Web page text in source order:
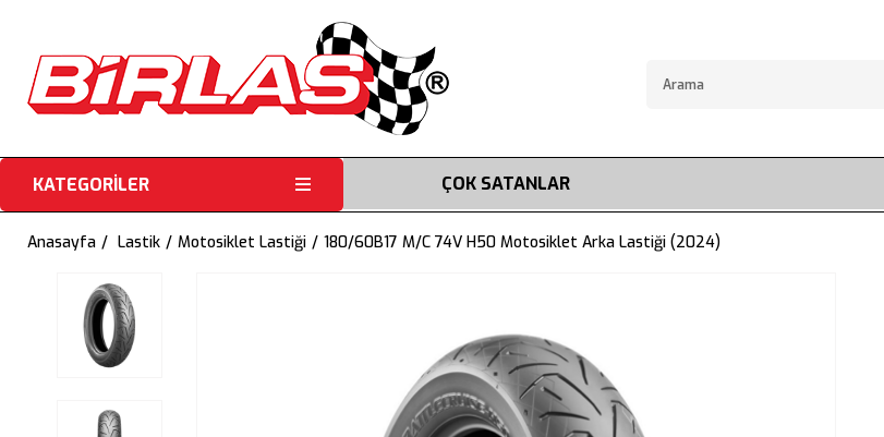
KATEGORİLER ÇOK SATANLAR
Anasayfa Lastik Motosiklet Lastiği 180/60B17 M/C 74V H50 Motosiklet Arka Lastiği (2024)